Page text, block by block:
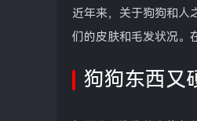
近年来，关于狗狗和人
们的皮肤和毛发状况。
狗狗东西又